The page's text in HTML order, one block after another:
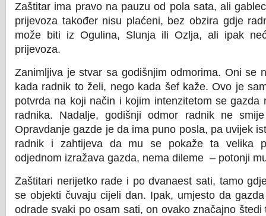
Zaštitar ima pravo na pauzu od pola sata, ali
prijevoza također nisu plaćeni, bez obzira gdje
može biti iz Ogulina, Slunja ili Ozlja, ali ipak
prijevoza.
Zanimljiva je stvar sa godišnjim odmorima. Oni se
kada radnik to želi, nego kada šef kaže. Ovo je
potvrda na koji način i kojim intenzitetom se gazda
radnika. Nadalje, godišnji odmor radnik ne
Opravdanje gazde je da ima puno posla, pa uvijek
radnik i zahtijeva da mu se pokaže ta velika
odjednom izražava gazda, nema dileme – potonji
Zaštitari nerijetko rade i po dvanaest sati, tamo
se objekti čuvaju cijeli dan. Ipak, umjesto da
odrade svaki po osam sati, on ovako značajno